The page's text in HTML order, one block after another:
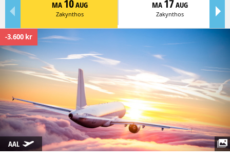
MA10AUG
Zakynthos
MA17AUG
Zakynthos
-3.600 kr
AAL